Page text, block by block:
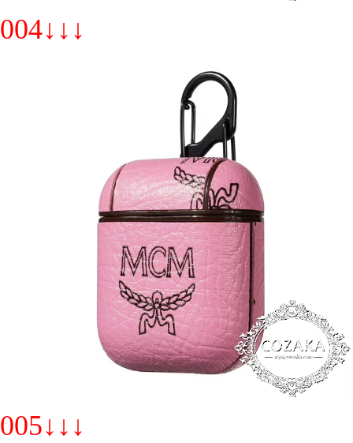
004↓↓↓
005↓↓↓